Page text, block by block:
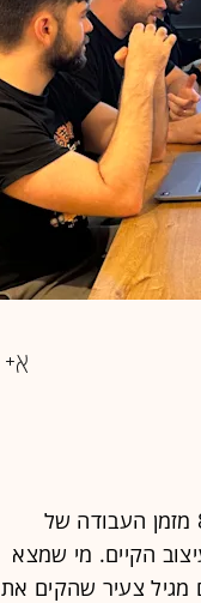
כל משרד פרסום או מפיק תוכן מכיר את התופעה הזאת: כ-80% מזמן העבודה של
הקיים. מי שמצא
מגיל צעיר שהקים את